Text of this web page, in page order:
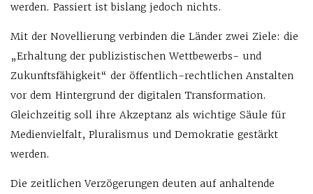
werden. Passiert ist bislang jedoch nichts.
Mit der Novellierung verbinden die Länder zwei Ziele: die
„Erhaltung der publizistischen Wettbewerbs- und
Zukunftsfähigkeit“ der öffentlich-rechtlichen Anstalten
vor dem Hintergrund der digitalen Transformation.
Gleichzeitig soll ihre Akzeptanz als wichtige Säule für
Medienvielfalt, Pluralismus und Demokratie gestärkt
werden.
Die zeitlichen Verzögerungen deuten auf anhaltende